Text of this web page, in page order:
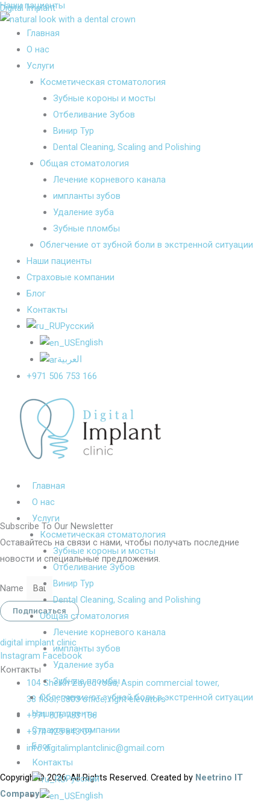
Перейти
к
содержимому
Digital Implant
Меню
Главная
О нас
Услуги
Косметическая стоматология
Зубные короны и мосты
Отбеливание Зубов
Винир Тур
Dental Cleaning, Scaling and Polishing
Общая стоматология
Лечение корневого канала
импланты зубов
Удаление зуба
Зубные пломбы
Облегчение от зубной боли в экстренной ситуации
Наши пациенты
Страховые компании
Блог
Контакты
Русский
English
العربية
+971 506 753 166
Меню
Главная
О нас
Услуги
Косметическая стоматология
Зубные короны и мосты
Отбеливание Зубов
Винир Тур
Dental Cleaning, Scaling and Polishing
Общая стоматология
Лечение корневого канала
импланты зубов
Удаление зуба
Зубные пломбы
Облегчение от зубной боли в экстренной ситуации
Наши пациенты
Страховые компании
Блог
Контакты
Русский
English
Наши пациенты
Subscribe To Our Newsletter
Оставайтесь на связи с нами, чтобы получать последние
новости и специальные предложения.
Name
Подписаться
digital implant clinic
Instagram Facebook
Контакты
104 Sheikh Zayed road, Aspin commercial tower,
38 floor, 3803 office, right elevators
+971 506 753 166
+374 425 843 09
info.digitalimplantclinic@gmail.com
Copyright©2026. All Rights Reserved. Created by Neetrino IT
Company